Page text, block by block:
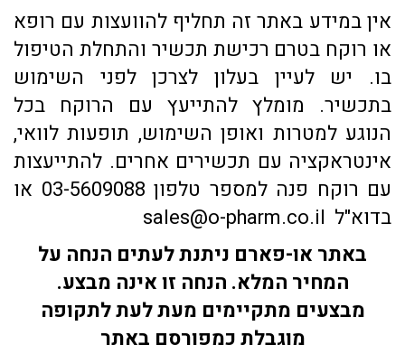
אין במידע באתר זה תחליף להוועצות עם רופא
או רוקח בטרם רכישת תכשיר והתחלת הטיפול
בו. יש לעיין בעלון לצרכן לפני השימוש
בתכשיר. מומלץ להתייעץ עם הרוקח בכל
הנוגע למטרות ואופן השימוש, תופעות לוואי,
אינטראקציה עם תכשירים אחרים. להתייעצות
עם רוקח פנה למספר טלפון 03-5609088 או
בדוא"ל sales@o-pharm.co.il
באתר או-פארם ניתנת לעתים הנחה על
המחיר המלא. הנחה זו אינה מבצע.
מבצעים מתקיימים מעת לעת לתקופה
מוגבלת כמפורסם באתר